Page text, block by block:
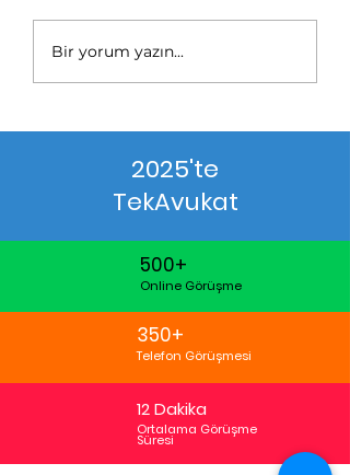
Bir yorum yazın...
2025'te
TekAvukat
500+
Online Görüşme
350+
Telefon Görüşmesi
12 Dakika
Ortalama Görüşme
Süresi